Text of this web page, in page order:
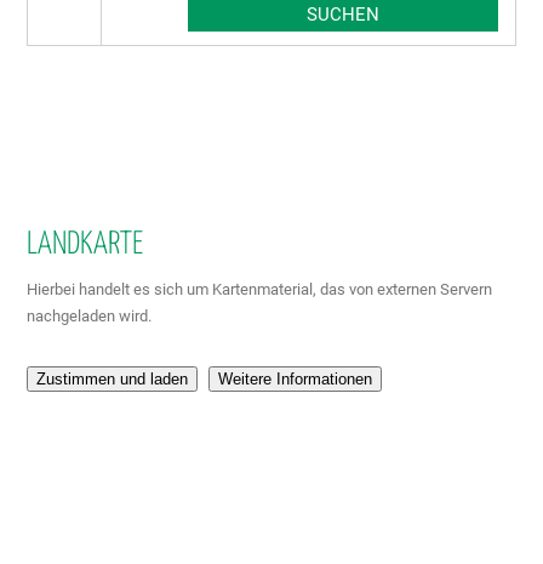
LANDKARTE
Hierbei handelt es sich um Kartenmaterial, das von externen Servern
nachgeladen wird.
Zustimmen und laden Weitere Informationen